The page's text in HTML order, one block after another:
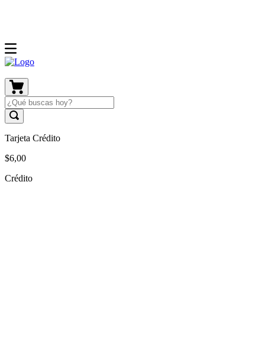
Tarjeta Crédito
$6,00
Crédito